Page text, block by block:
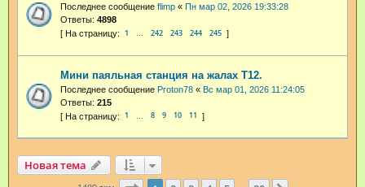
Последнее сообщение flimp « Пн мар 02, 2026 19:33:28
Ответы: 4898
1 … 242 243 244 245
Мини паяльная станция на жалах T12.
Последнее сообщение Proton78 « Вс мар 01, 2026 11:24:05
Ответы: 215
1 8 9 10 11
Новая тема